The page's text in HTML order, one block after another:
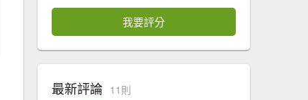
我要評分
最新評論 11則